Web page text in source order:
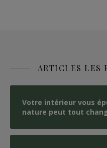
ARTICLES LES
Votre intérieur vous
nature peut tout